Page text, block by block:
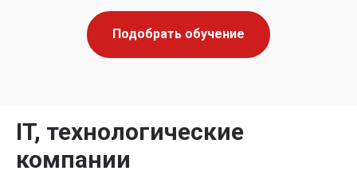
Подобрать обучение
IT, технологические
компании